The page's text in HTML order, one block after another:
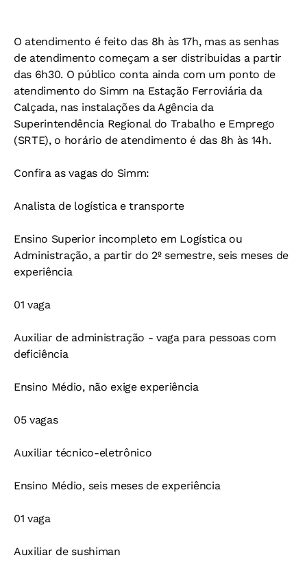
O atendimento é feito das 8h às 17h, mas as senhas
de atendimento começam a ser distribuidas a partir
das 6h30. O público conta ainda com um ponto de
atendimento do Simm na Estação Ferroviária da
Calçada, nas instalações da Agência da
Superintendência Regional do Trabalho e Emprego
(SRTE), o horário de atendimento é das 8h às 14h.
Confira as vagas do Simm:
Analista de logística e transporte
Ensino Superior incompleto em Logística ou
Administração, a partir do 2º semestre, seis meses de
experiência
01 vaga
Auxiliar de administração - vaga para pessoas com
deficiência
Ensino Médio, não exige experiência
05 vagas
Auxiliar técnico-eletrônico
Ensino Médio, seis meses de experiência
01 vaga
Auxiliar de sushiman